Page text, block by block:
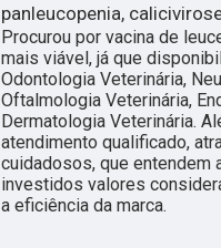
panleucopenia,
Procurou por vacina de
mais viável, já que
Odontologia Veterinária,
Oftalmologia Veterinária,
Dermatologia Veterinária.
atendimento qualificado,
cuidadosos, que entendem
investidos valores
a eficiência da marca.